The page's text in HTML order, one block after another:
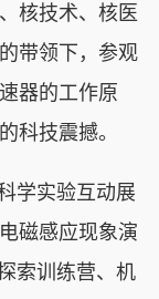
核技术、核医
带领下，参观
器的工作原
科技震撼。
学实验互动展
磁感应现象演
索训练营、机